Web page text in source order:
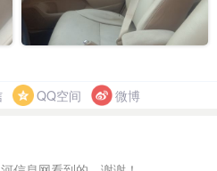
QQ空间 微博